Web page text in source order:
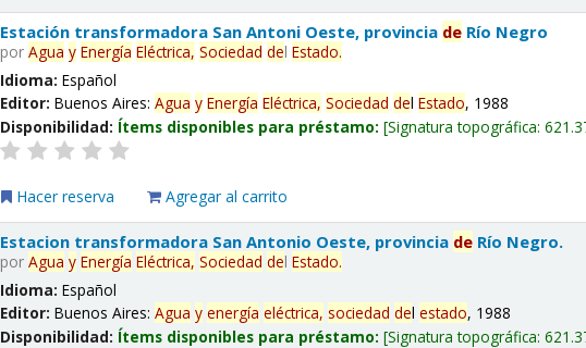
Estación transformadora San Antoni Oeste, provincia de Río Negro
porAgua y Energía Eléctrica, Sociedad delEstado.
Idioma:Español
Editor:Buenos Aires:Agua y Energía Eléctrica, Sociedad delEstado, 1988
Disponibilidad: Ítems disponibles para préstamo: Signatura topográfica:
Hacer reserva Agregar al carrito
Estacion transformadora San Antonio Oeste, provincia de Río Negro.
porAgua y Energía Eléctrica, Sociedad delEstado.
Idioma:Español
Editor:Buenos Aires:Agua y energía eléctrica, sociedad delestado, 1988
Disponibilidad: Ítems disponibles para préstamo: Signatura topográfica: